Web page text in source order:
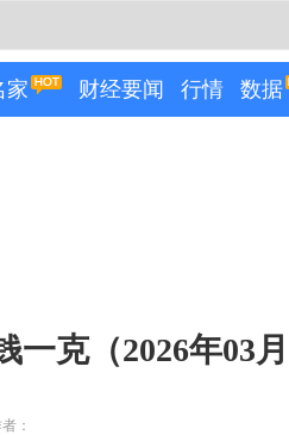
家 财经要闻 行情 数据
一克（2026年03
：